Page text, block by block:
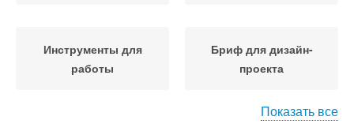
Инструменты для
работы
Бриф для дизайн-
проекта
Показать все